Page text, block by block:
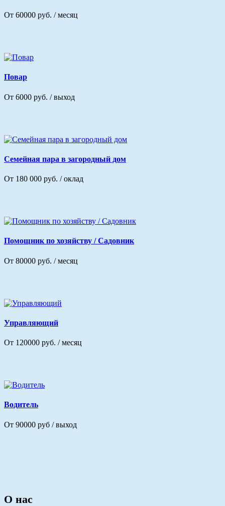
От 60000 руб. / месяц
Повар
От 6000 руб. / выход
Семейная пара в загородный дом
От 180 000 руб. / оклад
Помощник по хозяйству / Садовник
От 80000 руб. / месяц
Управляющий
От 120000 руб. / месяц
Водитель
От 90000 руб / выход
О нас